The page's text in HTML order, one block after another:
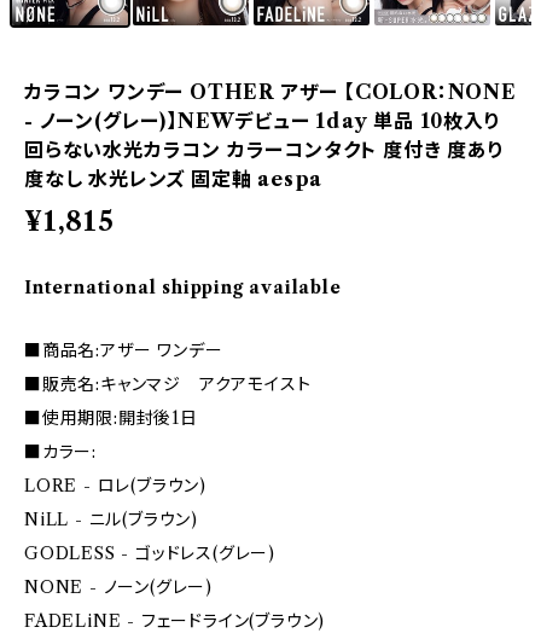
カラコン ワンデー OTHER アザー 【COLOR：NONE
- ノーン(グレー)】NEWデビュー 1day 単品 10枚入り
回らない水光カラコン カラーコンタクト 度付き 度あり
度なし 水光レンズ 固定軸 aespa
¥1,815
International shipping available
■商品名:アザー ワンデー
■販売名:キャンマジ アクアモイスト
■使用期限:開封後1日
■カラー:
LORE - ロレ(ブラウン)
NiLL - ニル(ブラウン)
GODLESS - ゴッドレス(グレー)
NONE - ノーン(グレー)
FADELiNE - フェードライン(ブラウン)